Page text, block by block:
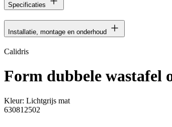
Specificaties
Installatie, montage en onderhoud
Calidris
Form dubbele wastafel
Kleur: Lichtgrijs mat
630812502